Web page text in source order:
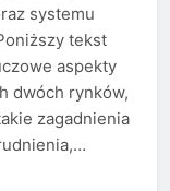
systemu
tekst
aspekty
dwóch rynków,
zagadnienia